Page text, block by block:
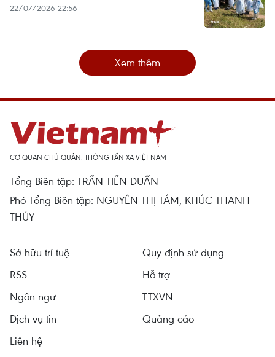
22/07/2026 22:56
Xem thêm
CƠ QUAN CHỦ QUẢN: THÔNG TẤN XÃ VIỆT NAM
Tổng Biên tập: TRẦN TIẾN DUẨN
Phó Tổng Biên tập: NGUYỄN THỊ TÁM, KHÚC THANH
THỦY
Sở hữu trí tuệ
Quy định sử dụng
RSS
Hỗ trợ
Ngôn ngữ
TTXVN
Dịch vụ tin
Quảng cáo
Liên hệ